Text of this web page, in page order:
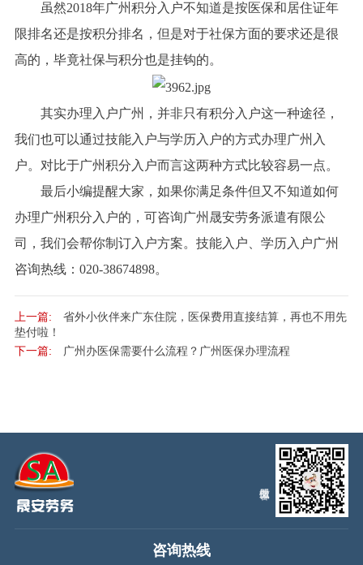
虽然2018年广州积分入户不知道是按医保和居住证年
限排名还是按积分排名，但是对于社保方面的要求还是很
高的，毕竟社保与积分也是挂钩的。
其实办理入户广州，并非只有积分入户这一种途径，
我们也可以通过技能入户与学历入户的方式办理广州入
户。对比于广州积分入户而言这两种方式比较容易一点。
最后小编提醒大家，如果你满足条件但又不知道如何
办理广州积分入户的，可咨询广州晟安劳务派遣有限公
司，我们会帮你制订入户方案。技能入户、学历入户广州
咨询热线：020-38674898。
上一篇:
省外小伙伴来广东住院，医保费用直接结算，再也不用先
垫付啦！
下一篇:
广州办医保需要什么流程？广州医保办理流程
咨询热线